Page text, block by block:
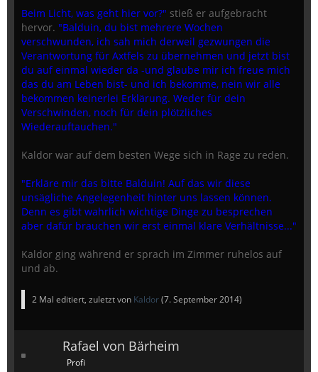
Beim Licht, was geht hier vor?" stieß er aufgebracht
hervor. "Balduin, du bist mehrere Wochen
verschwunden, ich sah mich derweil gezwungen die
Verantwortung für Axtfels zu übernehmen und jetzt bist
du auf einmal wieder da -und glaube mir ich freue mich
das du am Leben bist- und ich bekomme, nein wir alle
bekommen keinerlei Erklärung. Weder für dein
Verschwinden, noch für dein plötzliches
Wiederauftauchen."
Kaldor war auf dem besten Wege sich in Rage zu reden.
"Erkläre mir das bitte Balduin! Auf das wir diese
unsägliche Angelegenheit hinter uns lassen können.
Denn es gibt wahrlich wichtige Dinge zu besprechen
aber dafür brauchen wir erst einmal klare Verhältnisse..."
Kaldor ging während er sprach im Zimmer ruhelos auf
und ab.
2 Mal editiert, zuletzt von Kaldor(7. September 2014)
Rafael von Bärheim
Profi